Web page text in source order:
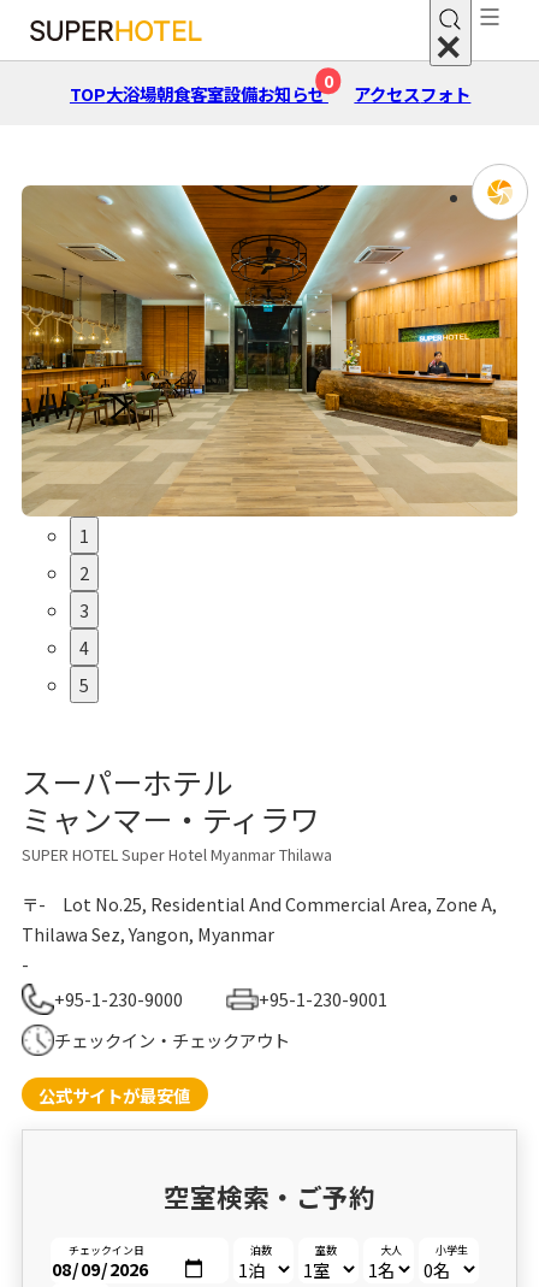
TOP大浴場朝⾷客室設備お知らせ
0
アクセスフォト
1
2
3
4
5
スーパーホテル
ミャンマー・ティラワ
SUPER HOTEL Super Hotel Myanmar Thilawa
〒-
Lot No.25, Residential And Commercial Area, Zone A,
Thilawa Sez, Yangon, Myanmar
-
+95-1-230-9000
+95-1-230-9001
チェックイン・チェックアウト
公式サイトが最安値
空室検索・ご予約
チェックイン日 泊数 室数 大人 小学生